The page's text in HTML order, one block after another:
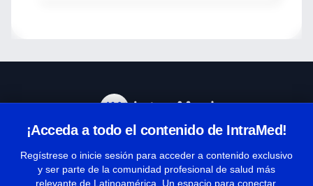
¡Acceda a todo el contenido de IntraMed!
Regístrese o inicie sesión para acceder a contenido exclusivo
y ser parte de la comunidad profesional de salud más
relevante de Latinoamérica. Un espacio para conectar,